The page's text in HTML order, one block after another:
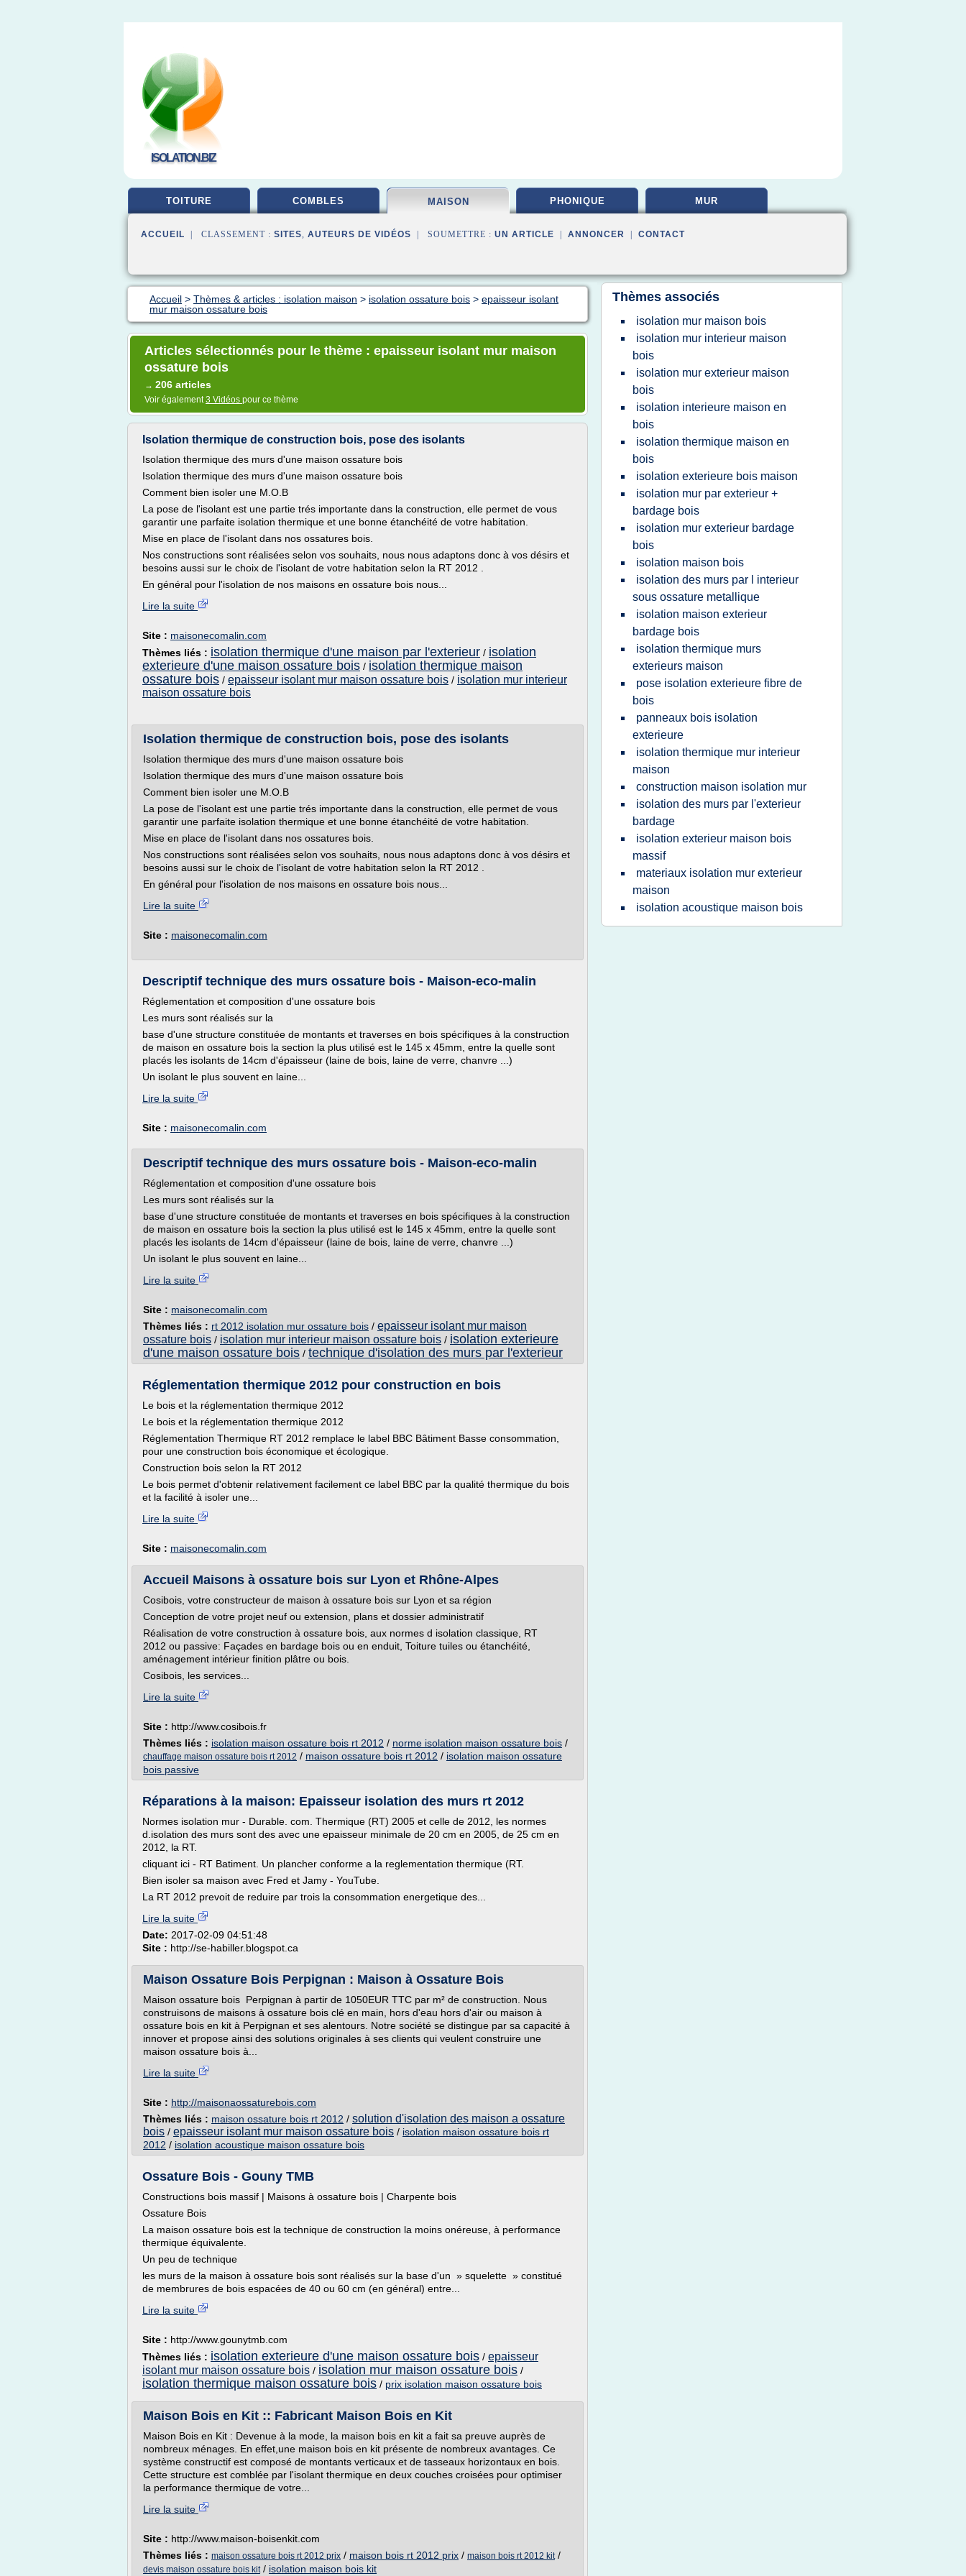
ISOLATION.BIZ
TOITURE COMBLES MAISON PHONIQUE MUR
ACCUEIL | CLASSEMENT : SITES, AUTEURS DE VIDÉOS | SOUMETTRE : UN ARTICLE ANNONCER CONTACT
Accueil > Thèmes & articles : isolation maison > isolation ossature bois > epaisseur isolant
mur maison ossature bois
Articles sélectionnés pour le thème : epaisseur isolant mur maison
ossature bois
→ 206 articles
Voir également3 Vidéos pour ce thème
Isolation thermique de construction bois, pose des isolants
Isolation thermique des murs d'une maison ossature bois
Isolation thermique des murs d'une maison ossature bois
Comment bien isoler une M.O.B
La pose de l'isolant est une partie trés importante dans la construction, elle permet de vous
garantir une parfaite isolation thermique et une bonne étanchéité de votre habitation.
Mise en place de l'isolant dans nos ossatures bois.
Nos constructions sont réalisées selon vos souhaits, nous nous adaptons donc à vos désirs et
besoins aussi sur le choix de l'isolant de votre habitation selon la RT 2012 .
En général pour l'isolation de nos maisons en ossature bois nous...
Lire la suite
Site : maisonecomalin.com
Thèmes liés : isolation thermique d'une maison par l'exterieur / isolation
exterieure d'une maison ossature bois / isolation thermique maison
ossature bois / epaisseur isolant mur maison ossature bois / isolation mur interieur
maison ossature bois
Isolation thermique de construction bois, pose des isolants
Isolation thermique des murs d'une maison ossature bois
Isolation thermique des murs d'une maison ossature bois
Comment bien isoler une M.O.B
La pose de l'isolant est une partie trés importante dans la construction, elle permet de vous
garantir une parfaite isolation thermique et une bonne étanchéité de votre habitation.
Mise en place de l'isolant dans nos ossatures bois.
Nos constructions sont réalisées selon vos souhaits, nous nous adaptons donc à vos désirs et
besoins aussi sur le choix de l'isolant de votre habitation selon la RT 2012 .
En général pour l'isolation de nos maisons en ossature bois nous...
Lire la suite
Site : maisonecomalin.com
Descriptif technique des murs ossature bois - Maison-eco-malin
Réglementation et composition d'une ossature bois
Les murs sont réalisés sur la
base d'une structure constituée de montants et traverses en bois spécifiques à la construction
de maison en ossature bois la section la plus utilisé est le 145 x 45mm, entre la quelle sont
placés les isolants de 14cm d'épaisseur (laine de bois, laine de verre, chanvre ...)
Un isolant le plus souvent en laine...
Lire la suite
Site : maisonecomalin.com
Descriptif technique des murs ossature bois - Maison-eco-malin
Réglementation et composition d'une ossature bois
Les murs sont réalisés sur la
base d'une structure constituée de montants et traverses en bois spécifiques à la construction
de maison en ossature bois la section la plus utilisé est le 145 x 45mm, entre la quelle sont
placés les isolants de 14cm d'épaisseur (laine de bois, laine de verre, chanvre ...)
Un isolant le plus souvent en laine...
Lire la suite
Site : maisonecomalin.com
Thèmes liés : rt 2012 isolation mur ossature bois / epaisseur isolant mur maison
ossature bois / isolation mur interieur maison ossature bois / isolation exterieure
d'une maison ossature bois / technique d'isolation des murs par l'exterieur
Réglementation thermique 2012 pour construction en bois
Le bois et la réglementation thermique 2012
Le bois et la réglementation thermique 2012
Réglementation Thermique RT 2012 remplace le label BBC Bâtiment Basse consommation,
pour une construction bois économique et écologique.
Construction bois selon la RT 2012
Le bois permet d'obtenir relativement facilement ce label BBC par la qualité thermique du bois
et la facilité à isoler une...
Lire la suite
Site : maisonecomalin.com
Accueil Maisons à ossature bois sur Lyon et Rhône-Alpes
Cosibois, votre constructeur de maison à ossature bois sur Lyon et sa région
Conception de votre projet neuf ou extension, plans et dossier administratif
Réalisation de votre construction à ossature bois, aux normes d isolation classique, RT
2012 ou passive: Façades en bardage bois ou en enduit, Toiture tuiles ou étanchéité,
aménagement intérieur finition plâtre ou bois.
Cosibois, les services...
Lire la suite
Site : http://www.cosibois.fr
Thèmes liés : isolation maison ossature bois rt 2012 / norme isolation maison ossature bois /
chauffage maison ossature bois rt 2012 / maison ossature bois rt 2012 / isolation maison ossature
bois passive
Réparations à la maison: Epaisseur isolation des murs rt 2012
Normes isolation mur - Durable. com. Thermique (RT) 2005 et celle de 2012, les normes
d.isolation des murs sont des avec une epaisseur minimale de 20 cm en 2005, de 25 cm en
2012, la RT.
cliquant ici - RT Batiment. Un plancher conforme a la reglementation thermique (RT.
Bien isoler sa maison avec Fred et Jamy - YouTube.
La RT 2012 prevoit de reduire par trois la consommation energetique des...
Lire la suite
Date: 2017-02-09 04:51:48
Site : http://se-habiller.blogspot.ca
Maison Ossature Bois Perpignan : Maison à Ossature Bois
Maison ossature bois Perpignan à partir de 1050EUR TTC par m² de construction. Nous
construisons de maisons à ossature bois clé en main, hors d'eau hors d'air ou maison à
ossature bois en kit à Perpignan et ses alentours. Notre société se distingue par sa capacité à
innover et propose ainsi des solutions originales à ses clients qui veulent construire une
maison ossature bois à...
Lire la suite
Site : http://maisonaossaturebois.com
Thèmes liés : maison ossature bois rt 2012 / solution d'isolation des maison a ossature
bois / epaisseur isolant mur maison ossature bois / isolation maison ossature bois rt
2012 / isolation acoustique maison ossature bois
Ossature Bois - Gouny TMB
Constructions bois massif | Maisons à ossature bois | Charpente bois
Ossature Bois
La maison ossature bois est la technique de construction la moins onéreuse, à performance
thermique équivalente.
Un peu de technique
les murs de la maison à ossature bois sont réalisés sur la base d'un » squelette » constitué
de membrures de bois espacées de 40 ou 60 cm (en général) entre...
Lire la suite
Site : http://www.gounytmb.com
Thèmes liés : isolation exterieure d'une maison ossature bois / epaisseur
isolant mur maison ossature bois / isolation mur maison ossature bois /
isolation thermique maison ossature bois / prix isolation maison ossature bois
Maison Bois en Kit :: Fabricant Maison Bois en Kit
Maison Bois en Kit : Devenue à la mode, la maison bois en kit a fait sa preuve auprès de
nombreux ménages. En effet,une maison bois en kit présente de nombreux avantages. Ce
système constructif est composé de montants verticaux et de tasseaux horizontaux en bois.
Cette structure est comblée par l'isolant thermique en deux couches croisées pour optimiser
la performance thermique de votre...
Lire la suite
Site : http://www.maison-boisenkit.com
Thèmes liés : maison ossature bois rt 2012 prix / maison bois rt 2012 prix / maison bois rt 2012 kit/
devis maison ossature bois kit/ isolation maison bois kit
Thèmes associés
isolation mur maison bois
isolation mur interieur maison
bois
isolation mur exterieur maison
bois
isolation interieure maison en
bois
isolation thermique maison en
bois
isolation exterieure bois maison
isolation mur par exterieur +
bardage bois
isolation mur exterieur bardage
bois
isolation maison bois
isolation des murs par l interieur
sous ossature metallique
isolation maison exterieur
bardage bois
isolation thermique murs
exterieurs maison
pose isolation exterieure fibre de
bois
panneaux bois isolation
exterieure
isolation thermique mur interieur
maison
construction maison isolation mur
isolation des murs par l'exterieur
bardage
isolation exterieur maison bois
massif
materiaux isolation mur exterieur
maison
isolation acoustique maison bois